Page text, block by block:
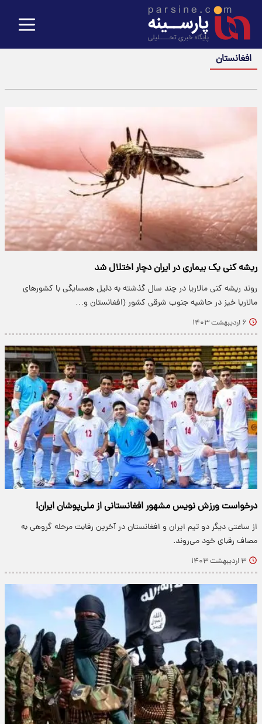
افغانستان
ریشه کنی یک بیماری در ایران دچار اختلال شد
روند ریشه کنی مالاریا در چند سال گذشته به دلیل همسایگی با کشورهای
مالاریا خیز در حاشیه جنوب شرقی کشور (افغانستان و…
۶ اردیبهشت ۱۴۰۳
درخواست ورزش نویس مشهور افغانستانی از ملی‌پوشان ایران!
از ساعتی دیگر دو تیم ایران و افغانستان در آخرین رقابت مرحله گروهی به
مصاف رقبای خود می‌روند.
۳ اردیبهشت ۱۴۰۳